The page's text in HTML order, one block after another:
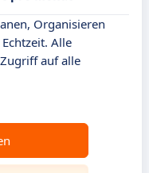
Organisieren
Alle
auf alle